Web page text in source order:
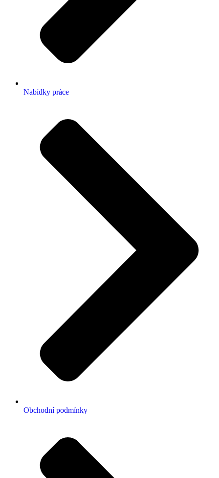
Nabídky práce
Obchodní podmínky